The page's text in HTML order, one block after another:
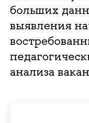
больших
выявления
анализа